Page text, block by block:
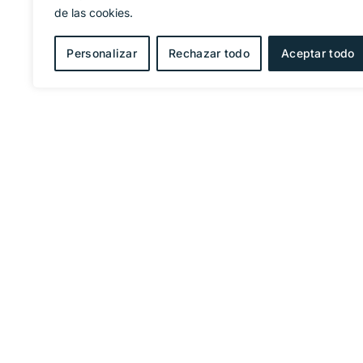
de las cookies.
Personalizar Rechazar todo Aceptar todo